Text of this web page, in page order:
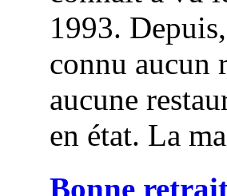
1993.
connu aucun
aucune
en état. La
Bonne